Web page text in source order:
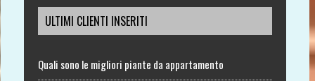
ULTIMI CLIENTI INSERITI
Quali sono le migliori piante da appartamento